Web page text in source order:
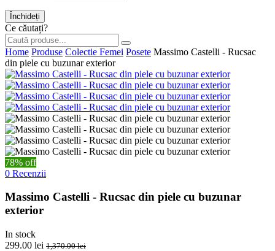
Închideți
Ce căutați?
Home Produse Colectie Femei Posete Massimo Castelli - Rucsac
din piele cu buzunar exterior
78% off
0 Recenzii
Massimo Castelli - Rucsac din piele cu buzunar
exterior
In stock
299.00 lei 1,370.00 lei